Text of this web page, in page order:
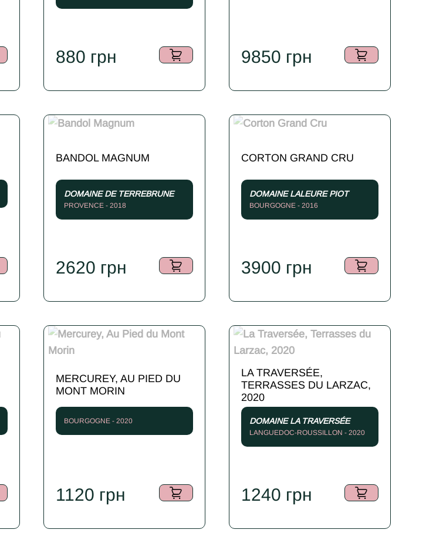
880 грн 9850 грн
BANDOL MAGNUM
DOMAINE DE TERREBRUNE
PROVENCE - 2018
2620 грн
CORTON GRAND CRU
DOMAINE LALEURE PIOT
BOURGOGNE - 2016
3900 грн
MERCUREY, AU PIED DU
MONT MORIN
BOURGOGNE - 2020
1120 грн
LA TRAVERSÉE,
TERRASSES DU LARZAC,
2020
DOMAINE LA TRAVERSÉE
LANGUEDOC-ROUSSILLON - 2020
1240 грн